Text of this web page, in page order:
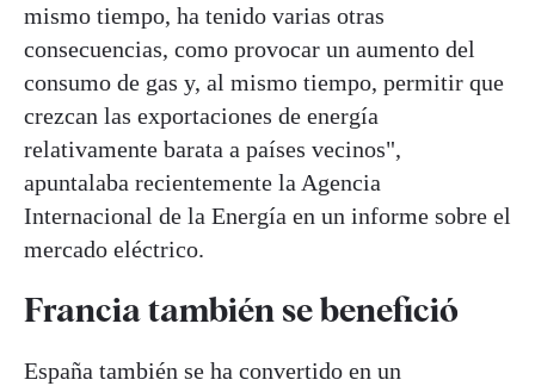
mismo tiempo, ha tenido varias otras
consecuencias, como provocar un aumento del
consumo de gas y, al mismo tiempo, permitir que
crezcan las exportaciones de energía
relativamente barata a países vecinos",
apuntalaba recientemente la Agencia
Internacional de la Energía en un informe sobre el
mercado eléctrico.
Francia también se benefició
España también se ha convertido en un